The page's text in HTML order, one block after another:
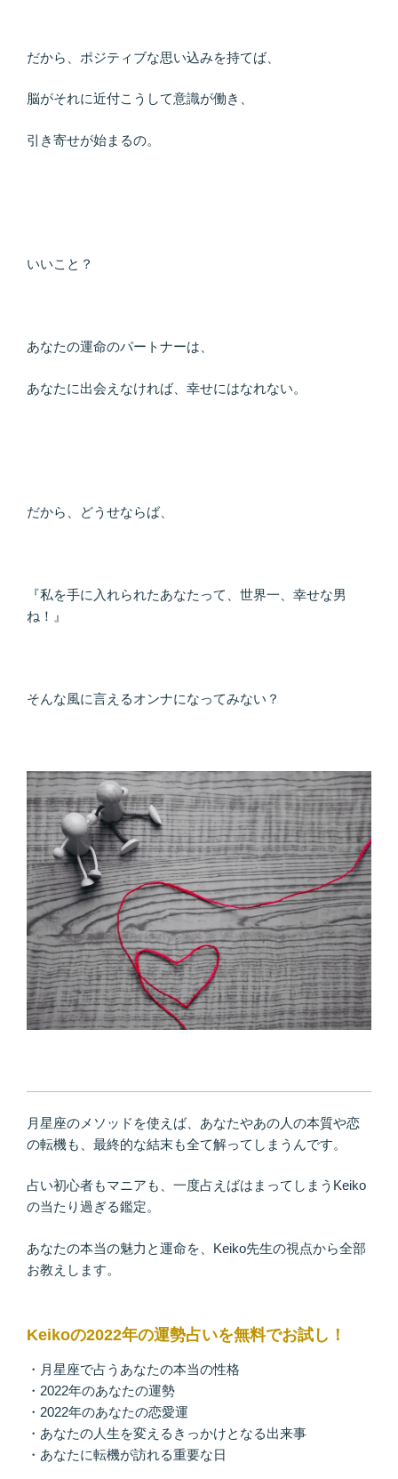
だから、ポジティブな思い込みを持てば、
脳がそれに近付こうして意識が働き、
引き寄せが始まるの。
いいこと？
あなたの運命のパートナーは、
あなたに出会えなければ、幸せにはなれない。
だから、どうせならば、
『私を手に入れられたあなたって、世界一、幸せな男
ね！』
そんな風に言えるオンナになってみない？
月星座のメソッドを使えば、あなたやあの人の本質や恋
の転機も、最終的な結末も全て解ってしまうんです。
占い初心者もマニアも、一度占えばはまってしまうKeiko
の当たり過ぎる鑑定。
あなたの本当の魅力と運命を、Keiko先生の視点から全部
お教えします。
Keikoの2022年の運勢占いを無料でお試し！
・月星座で占うあなたの本当の性格
・2022年のあなたの運勢
・2022年のあなたの恋愛運
・あなたの人生を変えるきっかけとなる出来事
・あなたに転機が訪れる重要な日